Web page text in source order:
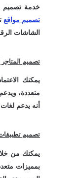
خدمة تصميم
تصميم مواقع
الشاشات
تصميم المتاجر
يمكنك
متعددة،
أنه يدعم
تصميم
يمكنك من
بمميزات